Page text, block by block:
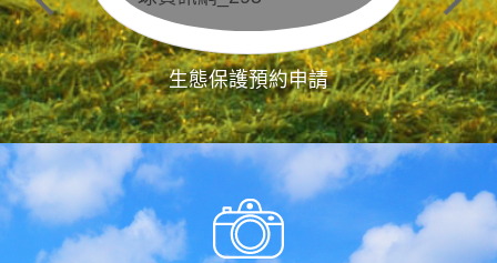
生態保護預約申請